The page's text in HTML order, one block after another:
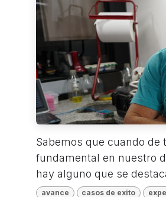
Sabemos que cuando de
fundamental en nuestro
hay alguno que se
avance casos de exito